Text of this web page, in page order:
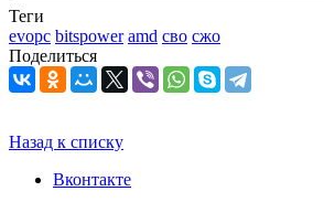
Теги
evopc bitspower amd сво сжо
Поделиться
Назад к списку
Вконтакте